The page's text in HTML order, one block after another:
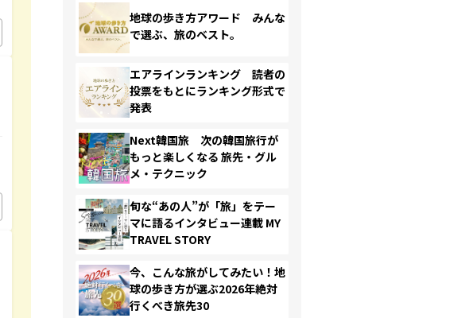
地球の歩き方アワード みんな
で選ぶ、旅のベスト。
エアラインランキング 読者の
投票をもとにランキング形式で
発表
Next韓国旅 次の韓国旅行が
もっと楽しくなる 旅先・グル
メ・テクニック
旬な“あの人”が「旅」をテー
マに語るインタビュー連載 MY
TRAVEL STORY
今、こんな旅がしてみたい！地
球の歩き方が選ぶ2026年絶対
行くべき旅先30